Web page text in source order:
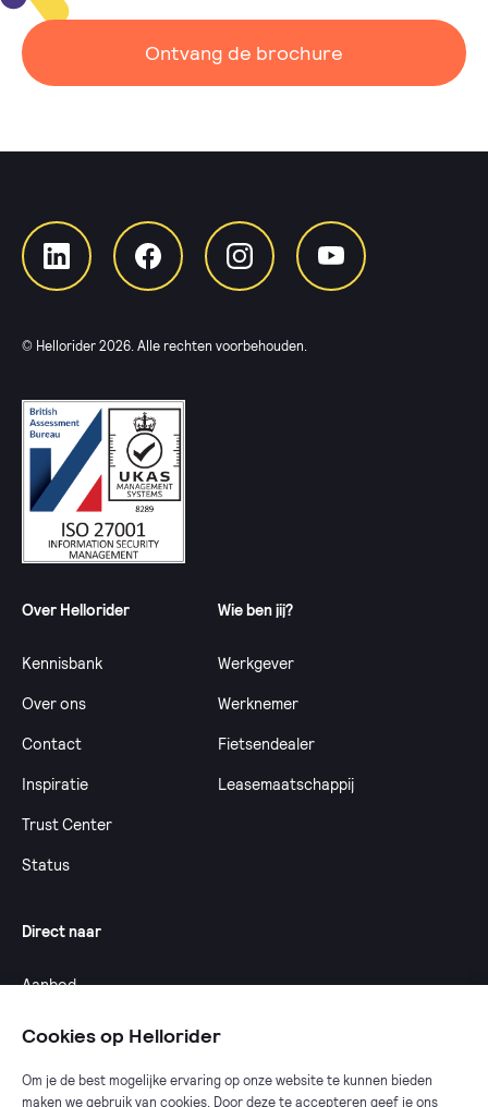
Ontvang de brochure
© Hellorider 2026 . Alle rechten voorbehouden.
Over Hellorider
Kennisbank
Over ons
Contact
Inspiratie
Trust Center
Status
Wie ben jij?
Werkgever
Werknemer
Fietsendealer
Leasemaatschappij
Direct naar
Aanbod
Cookies op Hellorider
Om je de best mogelijke ervaring op onze website te kunnen bieden
maken we gebruik van cookies. Door deze te accepteren geef je ons